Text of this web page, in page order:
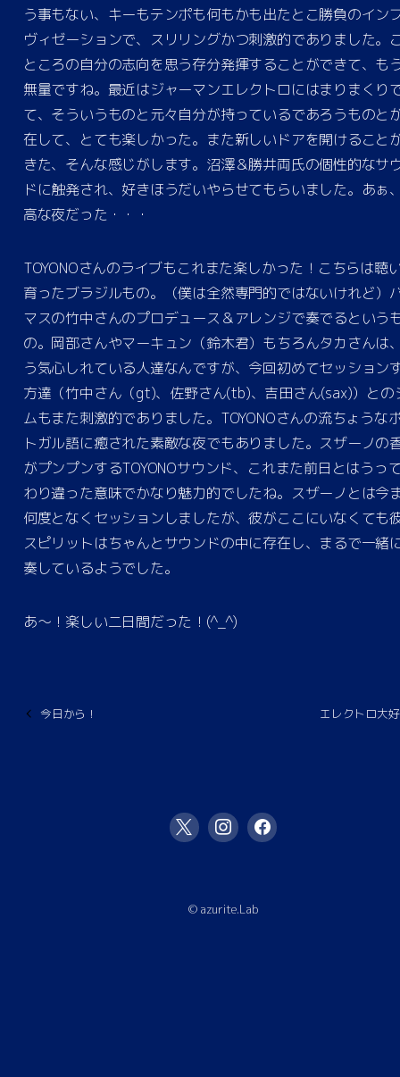
う事もない、キーもテンポも何もかも出たとこ勝負のイン
ヴィゼーションで、スリリングかつ刺激的でありました。
ところの自分の志向を思う存分発揮することができて、も
無量ですね。最近はジャーマンエレクトロにはまりまくり
て、そういうものと元々自分が持っているであろうものと
在して、とても楽しかった。また新しいドアを開けること
きた、そんな感じがします。沼澤＆勝井両氏の個性的なサ
ドに触発され、好きほうだいやらせてもらいました。あぁ
高な夜だった・・・
TOYONOさんのライブもこれまた楽しかった！こちらは聴
育ったブラジルもの。（僕は全然専門的ではないけれど）
マスの竹中さんのプロデュース＆アレンジで奏でるという
の。岡部さんやマーキュン（鈴木君）もちろんタカさんは
う気心しれている人達なんですが、今回初めてセッション
方達（竹中さん（gt)、佐野さん(tb)、吉田さん(sax)）との
ムもまた刺激的でありました。TOYONOさんの流ちょうな
トガル語に癒された素敵な夜でもありました。スザーノの
がプンプンするTOYONOサウンド、これまた前日とはうっ
わり違った意味でかなり魅力的でしたね。スザーノとは今
何度となくセッションしましたが、彼がここにいなくても
スピリットはちゃんとサウンドの中に存在し、まるで一緒
奏しているようでした。
あ〜！楽しい二日間だった！(^_^)
今日から！ エレクトロ大
© azurite.Lab